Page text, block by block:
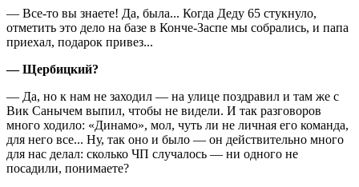
— Все-то вы знаете! Да, была... Когда Деду 65 стукнуло,
отметить это дело на базе в Конче-Заспе мы собрались, и папа
приехал, подарок привез...
— Щербицкий?
— Да, но к нам не заходил — на улице поздравил и там же с
Вик Санычем выпил, чтобы не видели. И так разговоров
много хо­дило: «Динамо», мол, чуть ли не личная его команда,
для него все... Ну, так оно и было — он действительно много
для нас делал: сколько ЧП случалось — ни одного не
посадили, понимаете?